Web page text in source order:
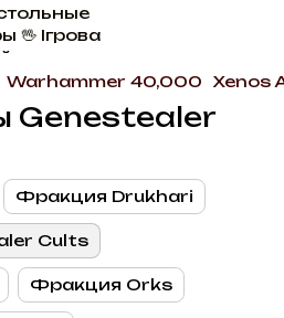
Warhammer 40,000 Xenos
Фракция Drukhari
Cults
Фракция Orks